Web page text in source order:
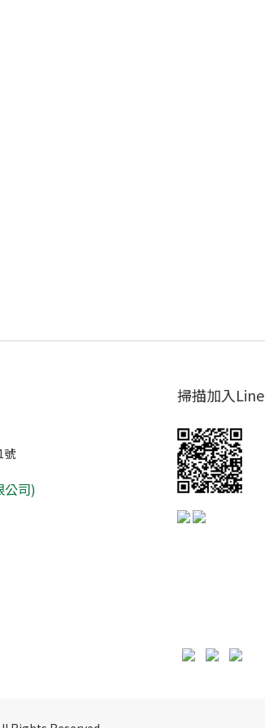
號
公司)
掃描加入Line